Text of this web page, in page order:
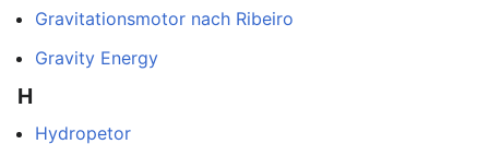
Gravitationsmotor nach Ribeiro
Gravity Energy
H
Hydropetor